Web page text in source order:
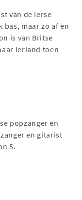
van de Ierse
maar zo af en
is van Britse
Ierland toen
popzanger en
en gitarist
5.